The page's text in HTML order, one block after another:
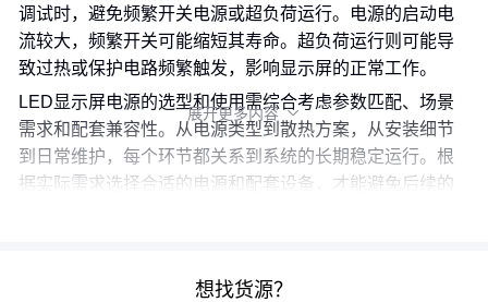
调试时，避免频繁开关电源或超负荷运行。电源的启动电
流较大，频繁开关可能缩短其寿命。超负荷运行则可能导
致过热或保护电路频繁触发，影响显示屏的正常工作。
LED显示屏电源的选型和使用需综合考虑参数匹配、场景
需求和配套兼容性。从电源类型到散热方案，从安装细节
到日常维护，每个环节都关系到系统的长期稳定运行。根
据实际需求选择合适的电源和配套设备，才能避免后续的
展开更多内容 
想找货源？